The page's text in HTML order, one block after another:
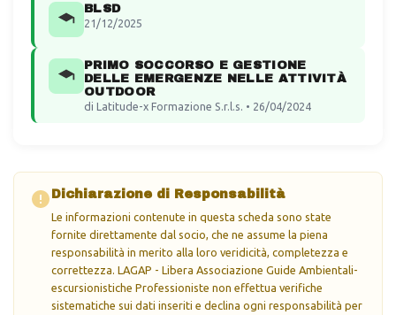
BLSD
21/12/2025
PRIMO SOCCORSO E GESTIONE
DELLE EMERGENZE NELLE ATTIVITÀ
OUTDOOR
di Latitude-x Formazione S.r.l.s. • 26/04/2024
Dichiarazione di Responsabilità
Le informazioni contenute in questa scheda sono state
fornite direttamente dal socio, che ne assume la piena
responsabilità in merito alla loro veridicità, completezza e
correttezza. LAGAP - Libera Associazione Guide Ambientali-
escursionistiche Professioniste non effettua verifiche
sistematiche sui dati inseriti e declina ogni responsabilità per